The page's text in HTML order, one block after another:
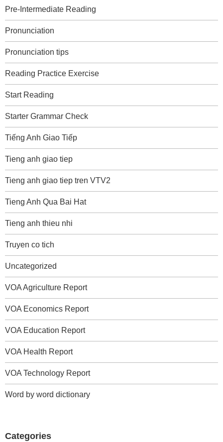
Pre-Intermediate Reading
Pronunciation
Pronunciation tips
Reading Practice Exercise
Start Reading
Starter Grammar Check
Tiếng Anh Giao Tiếp
Tieng anh giao tiep
Tieng anh giao tiep tren VTV2
Tieng Anh Qua Bai Hat
Tieng anh thieu nhi
Truyen co tich
Uncategorized
VOA Agriculture Report
VOA Economics Report
VOA Education Report
VOA Health Report
VOA Technology Report
Word by word dictionary
Categories